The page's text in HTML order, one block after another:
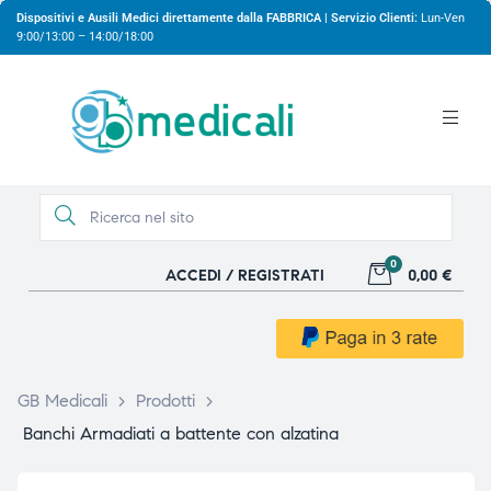
Dispositivi e Ausili Medici direttamente dalla FABBRICA | Servizio Clienti: Lun-Ven
9:00/13:00 – 14:00/18:00
ACCEDI / REGISTRATI
0
0,00 €
GB Medicali > Prodotti
>
Banchi Armadiati a battente con alzatina